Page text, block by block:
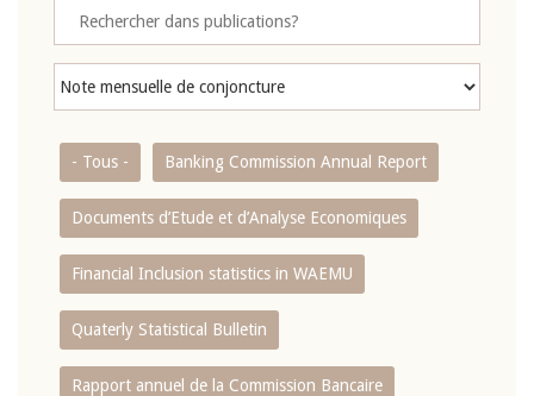
- Tous - Banking Commission Annual Report
Documents d’Etude et d’Analyse Economiques
Financial Inclusion statistics in WAEMU
Quaterly Statistical Bulletin
Rapport annuel de la Commission Bancaire